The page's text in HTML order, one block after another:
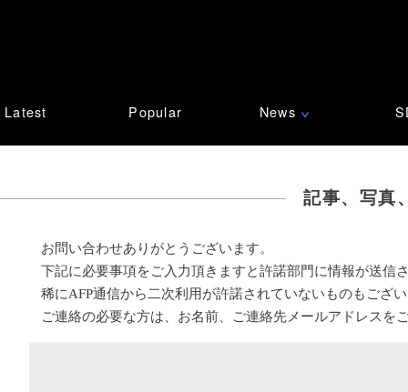
Latest Popular News ∨
記事、写真
お問い合わせありがとうございます。
下記に必要事項をご入力頂きますと許諾部門に情報が送信
稀にAFP通信から二次利用が許諾されていないものもござ
ご連絡の必要な方は、お名前、ご連絡先メールアドレスを